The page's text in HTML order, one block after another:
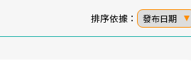
排序依據： 發布日期